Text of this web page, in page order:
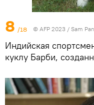
8 /18 © AFP 2023 / Sam
Индийская
куклу Барби,